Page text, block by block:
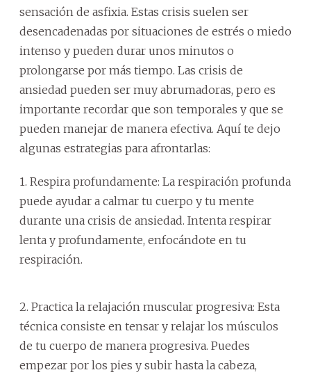
sensación de asfixia. Estas crisis suelen ser
desencadenadas por situaciones de estrés o miedo
intenso y pueden durar unos minutos o
prolongarse por más tiempo. Las crisis de
ansiedad pueden ser muy abrumadoras, pero es
importante recordar que son temporales y que se
pueden manejar de manera efectiva. Aquí te dejo
algunas estrategias para afrontarlas:
1. Respira profundamente: La respiración profunda
puede ayudar a calmar tu cuerpo y tu mente
durante una crisis de ansiedad. Intenta respirar
lenta y profundamente, enfocándote en tu
respiración.
2. Practica la relajación muscular progresiva: Esta
técnica consiste en tensar y relajar los músculos
de tu cuerpo de manera progresiva. Puedes
empezar por los pies y subir hasta la cabeza,